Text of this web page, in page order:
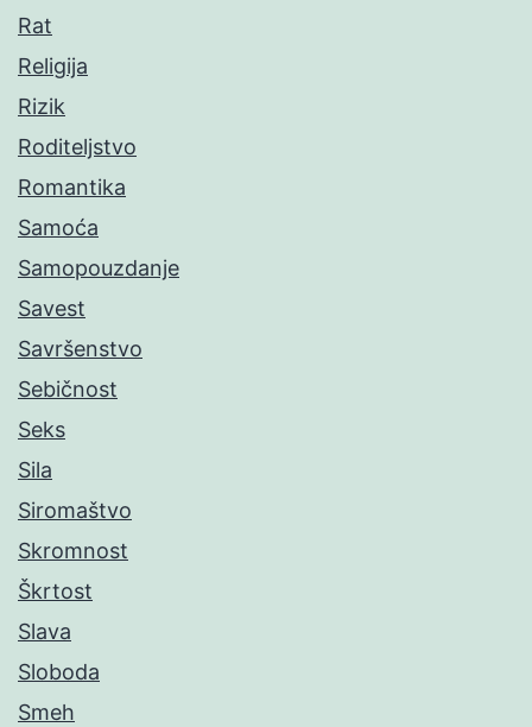
Rat
Religija
Rizik
Roditeljstvo
Romantika
Samoća
Samopouzdanje
Savest
Savršenstvo
Sebičnost
Seks
Sila
Siromaštvo
Skromnost
Škrtost
Slava
Sloboda
Smeh